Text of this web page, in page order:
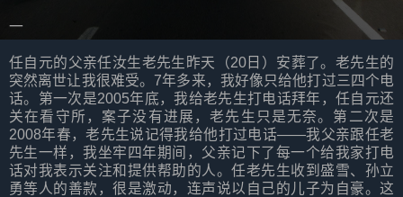
一
任自元的父亲任汝生老先生昨天（20日）安葬了。老先生的
突然离世让我很难受。7年多来，我好像只给他打过三四个电
话。第一次是2005年底，我给老先生打电话拜年，任自元还
关在看守所，案子没有进展，老先生只是无奈。第二次是
2008年春，老先生说记得我给他打过电话——我父亲跟任老
先生一样，我坐牢四年期间，父亲记下了每一个给我家打电
话对我表示关注和提供帮助的人。任老先生收到盛雪、孙立
勇等人的善款，很是激动，连声说以自己的儿子为自豪。这